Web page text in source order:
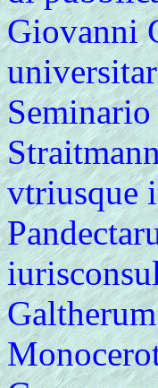
Giovanni
vtriusque